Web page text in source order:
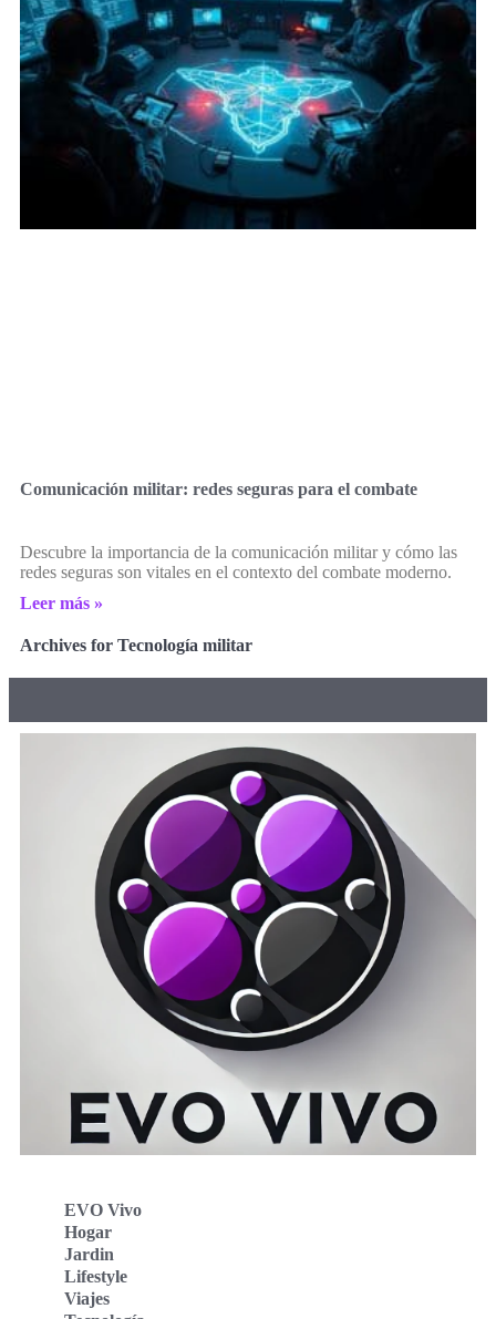
Comunicación militar: redes seguras para el combate
Descubre la importancia de la comunicación militar y cómo las
redes seguras son vitales en el contexto del combate moderno.
Leer más »
Archives for Tecnología militar
EVO Vivo
Hogar
Jardin
Lifestyle
Viajes